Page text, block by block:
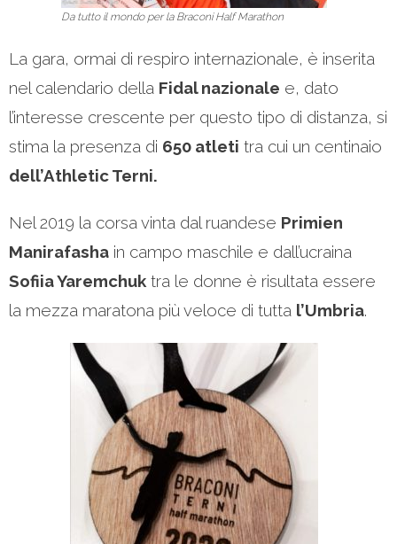
Da tutto il mondo per la Braconi Half Marathon
La gara, ormai di respiro internazionale, è inserita
nel calendario della Fidal nazionale e, dato
l’interesse crescente per questo tipo di distanza, si
stima la presenza di 650 atleti tra cui un centinaio
dell’Athletic Terni.
Nel 2019 la corsa vinta dal ruandese Primien
Manirafasha in campo maschile e dall’ucraina
Sofiia Yaremchuk tra le donne è risultata essere
la mezza maratona più veloce di tutta l’Umbria.